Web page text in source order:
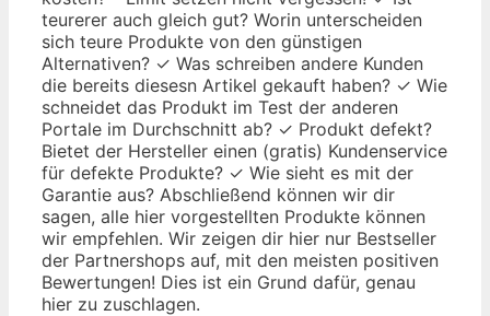
teurerer auch gleich gut? Worin unterscheiden
sich teure Produkte von den günstigen
Alternativen? ✓ Was schreiben andere Kunden
die bereits diesesn Artikel gekauft haben? ✓ Wie
schneidet das Produkt im Test der anderen
Portale im Durchschnitt ab? ✓ Produkt defekt?
Bietet der Hersteller einen (gratis) Kundenservice
für defekte Produkte? ✓ Wie sieht es mit der
Garantie aus? Abschließend können wir dir
sagen, alle hier vorgestellten Produkte können
wir empfehlen. Wir zeigen dir hier nur Bestseller
der Partnershops auf, mit den meisten positiven
Bewertungen! Dies ist ein Grund dafür, genau
hier zu zuschlagen.